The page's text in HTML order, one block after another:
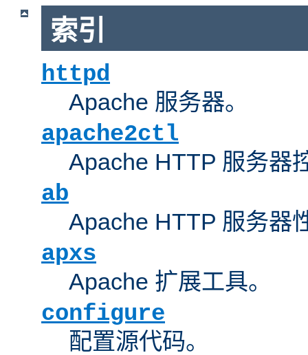
索引
httpd
Apache 服务器。
apache2ctl
Apache HTTP 服务器
ab
Apache HTTP 服务器
apxs
Apache 扩展工具。
configure
配置源代码。